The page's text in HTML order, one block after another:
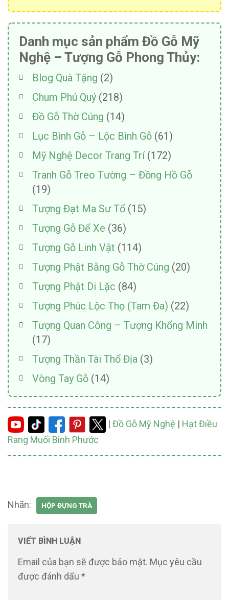
Danh mục sản phẩm Đồ Gỗ Mỹ
Nghệ – Tượng Gỗ Phong Thủy:
Blog Quà Tặng (2)
Chum Phú Quý(218)
Đồ Gỗ Thờ Cúng (14)
Lục Bình Gỗ – Lộc Bình Gỗ(61)
Mỹ Nghệ Decor Trang Trí(172)
Tranh Gỗ Treo Tường – Đồng Hồ Gỗ
(19)
Tượng Đạt Ma Sư Tổ(15)
Tượng Gỗ Để Xe (36)
Tượng Gỗ Linh Vật (114)
Tượng Phật Bằng Gỗ Thờ Cúng (20)
Tượng Phật Di Lặc (84)
Tượng Phúc Lộc Thọ (Tam Đa) (22)
Tượng Quan Công – Tượng Khổng Minh
(17)
Tượng Thần Tài Thổ Địa(3)
Vòng Tay Gỗ(14)
| Đồ Gỗ Mỹ Nghệ | Hạt Điều
Rang Muối Bình Phước
Nhãn: HỘP ĐỰNG TRÀ
VIẾT BÌNH LUẬN
Email của bạn sẽ được bảo mật. Mục yêu cầu
được đánh dấu *